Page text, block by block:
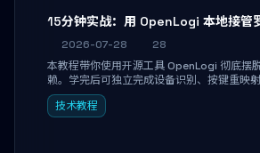
15分钟实战：用 OpenLogi 本地接管
2026-07-28
28
本教程带你使用开源工具 OpenLogi 彻底摆
赖。学完后可独立完成设备识别、按键重映
SmartShift调节，实现完全离线控制，保护
能。
技术教程